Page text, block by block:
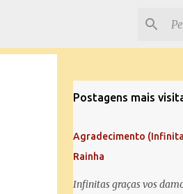
Postagens mais
Agradecimento
Rainha
Infinitas graças vos